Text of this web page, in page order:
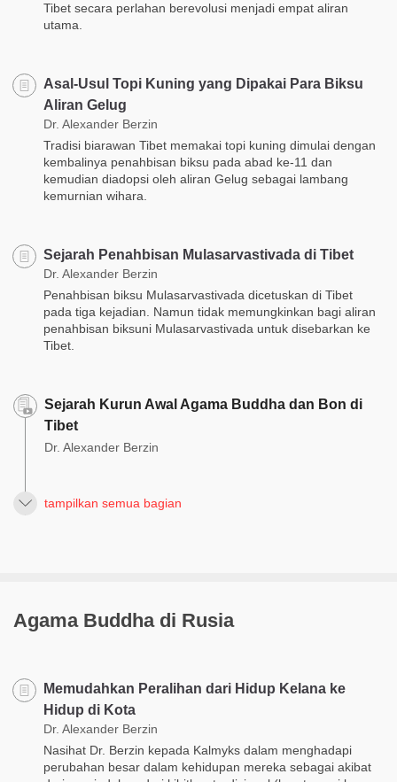
Tibet secara perlahan berevolusi menjadi empat aliran
utama.
Asal-Usul Topi Kuning yang Dipakai Para Biksu
Aliran Gelug
Dr. Alexander Berzin
Tradisi biarawan Tibet memakai topi kuning dimulai dengan
kembalinya penahbisan biksu pada abad ke-11 dan
kemudian diadopsi oleh aliran Gelug sebagai lambang
kemurnian wihara.
Sejarah Penahbisan Mulasarvastivada di Tibet
Dr. Alexander Berzin
Penahbisan biksu Mulasarvastivada dicetuskan di Tibet
pada tiga kejadian. Namun tidak memungkinkan bagi aliran
penahbisan biksuni Mulasarvastivada untuk disebarkan ke
Tibet.
Sejarah Kurun Awal Agama Buddha dan Bon di
Tibet
Dr. Alexander Berzin
tampilkan semua bagian
Agama Buddha di Rusia
Memudahkan Peralihan dari Hidup Kelana ke
Hidup di Kota
Dr. Alexander Berzin
Nasihat Dr. Berzin kepada Kalmyks dalam menghadapi
perubahan besar dalam kehidupan mereka sebagai akibat